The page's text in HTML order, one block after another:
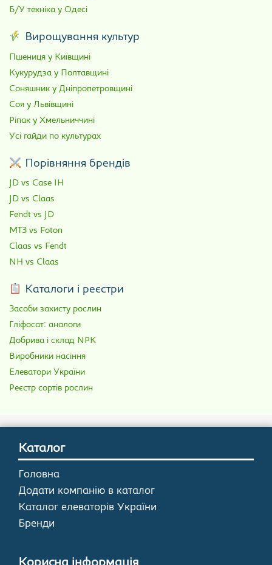
Б/У техніка у Одесі
Вирощування культур
Пшениця у Київщині
Кукурудза у Полтавщині
Соняшник у Дніпропетровщині
Соя у Львівщині
Ріпак у Хмельниччині
Усі гайди по культурах
Порівняння брендів
JD vs Case IH
JD vs Claas
Fendt vs JD
МТЗ vs Foton
Claas vs Fendt
NH vs Claas
Каталоги і реєстри
Засоби захисту рослин
Гліфосат: аналоги
Добрива і склад NPK
Виробники насіння
Елеватори України
Реєстр сортів рослин
Каталог
Головна
Додати компанію в каталог
Каталог елеваторів України
Бренди